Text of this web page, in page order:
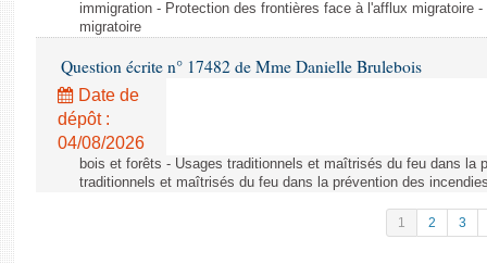
immigration - Protection des frontières face à l'afflux migratoire
migratoire
Question écrite n° 17482 de Mme Danielle Brulebois
Date de
dépôt :
04/08/2026
bois et forêts - Usages traditionnels et maîtrisés du feu dans la
traditionnels et maîtrisés du feu dans la prévention des
1 2 3